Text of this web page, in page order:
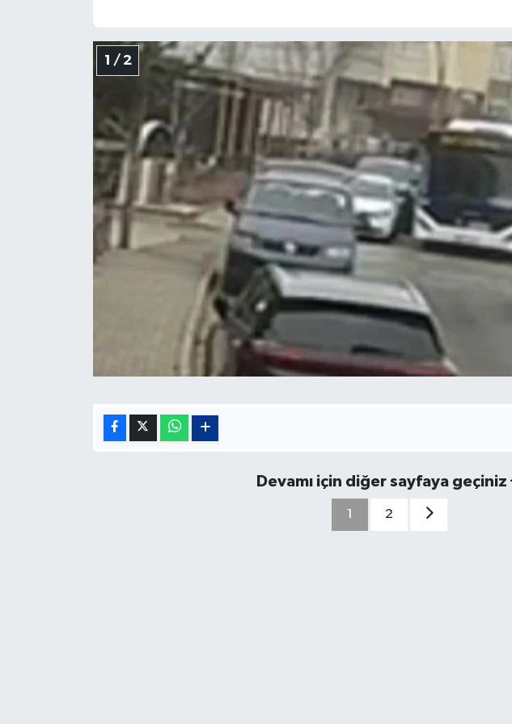
1 / 2
Devamı için diğer sayfaya geçiniz
1 2